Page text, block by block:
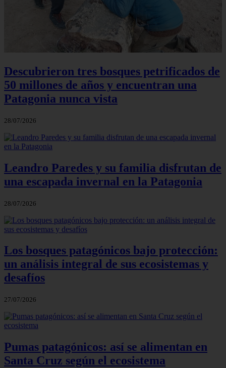
Descubrieron tres bosques petrificados de
50 millones de años y encuentran una
Patagonia nunca vista
28/07/2026
Leandro Paredes y su familia disfrutan de
una escapada invernal en la Patagonia
28/07/2026
Los bosques patagónicos bajo protección:
un análisis integral de sus ecosistemas y
desafíos
27/07/2026
Pumas patagónicos: así se alimentan en
Santa Cruz según el ecosistema